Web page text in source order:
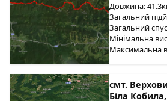
Довжина:
Загальний
Загальний
Мінімальна
Максимальна
смт.
Біла